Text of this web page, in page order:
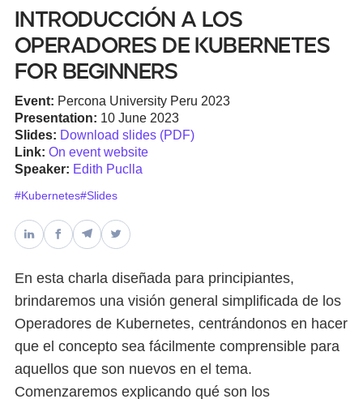
Forums
Databases & Projects
Other
Introducción a los
Operadores de Kubernetes
for Beginners
Event: Percona University Peru 2023
Presentation: 10 June 2023
Slides: Download slides (PDF)
Link: On event website
Speaker: Edith Puclla
#Kubernetes#Slides
En esta charla diseñada para principiantes,
brindaremos una visión general simplificada de los
Operadores de Kubernetes, centrándonos en hacer
que el concepto sea fácilmente comprensible para
aquellos que son nuevos en el tema.
Comenzaremos explicando qué son los